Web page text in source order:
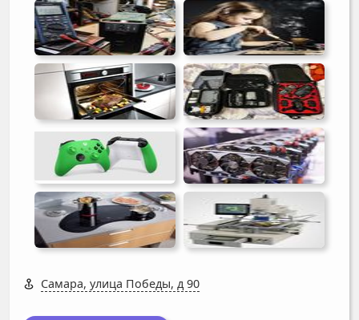
Самара, улица Победы, д 90